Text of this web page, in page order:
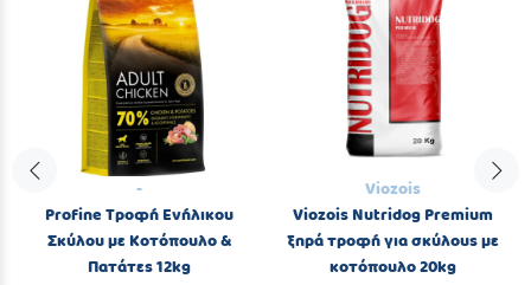
-
Profine Τροφή Ενήλικου
Σκύλου με Κοτόπουλο &
Πατάτες 12kg
Viozois
Viozois Nutridog Premium
ξηρά τροφή για σκύλους με
κοτόπουλο 20kg